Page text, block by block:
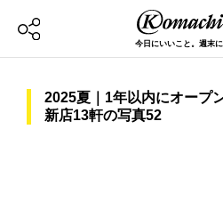
今日にいいこと。週末に
2025夏｜1年以内にオープ
新店13軒の写真52